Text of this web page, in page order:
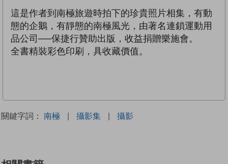
這是作者到南極旅遊時拍下的珍貴照片相集，有動
態的企鵝，有靜態的南極風光，由著名連鎖運動用
品公司──保捷行贊助出版，收益捐贈樂施會。
全書精裝彩色印刷，具收藏價值。
關鍵字詞： 南極 | 攝影集 | 攝影